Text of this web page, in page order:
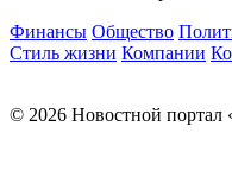
Финансы Общество
Стиль жизни Компании
© 2026 Новостной портал